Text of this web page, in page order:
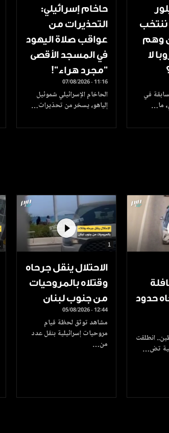
ننتخب
وهم
لا
في
ما…
حاخام إسرائيلي:
التحذيرات من
عواقب صلاة اليهود
في المسجد الأقصى
"مجرد هراء"!
07/08/2026 - 11:16
الحاخام الإسرائيلي شموئيل
إلياهو، يسخر من تحذيرات…
حدود
انطلقت
تض…
1
الاحتلال ينقل جرحاه
وقتلاه بالمروحيات
من جنوب لبنان
05/08/2026 - 12:44
مشاهد توثق لحظة قيام
مروحيات إسرائيلية بنقل عدد
من…